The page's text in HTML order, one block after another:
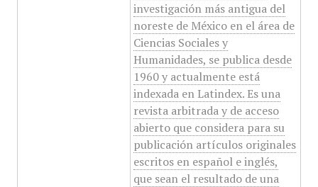
investigación más antigua del
noreste de México en el área de
Ciencias Sociales y
Humanidades, se publica desde
1960 y actualmente está
indexada en Latindex. Es una
revista arbitrada y de acceso
abierto que considera para su
publicación artículos originales
escritos en español e inglés,
que sean el resultado de una